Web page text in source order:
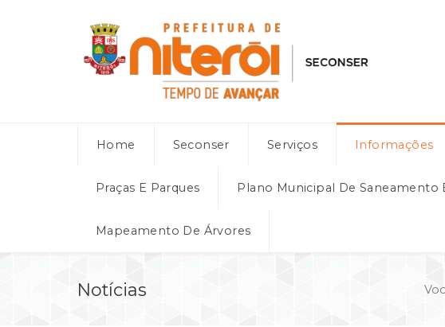
Home Seconser Serviços Informações
Praças E Parques Plano Municipal De Saneamento
Mapeamento De Árvores
Notícias